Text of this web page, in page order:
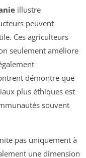
illustre
peuvent
Ces agriculteurs
seulement améliore
démontre que
plus éthiques est
souvent
pas uniquement à
une dimension